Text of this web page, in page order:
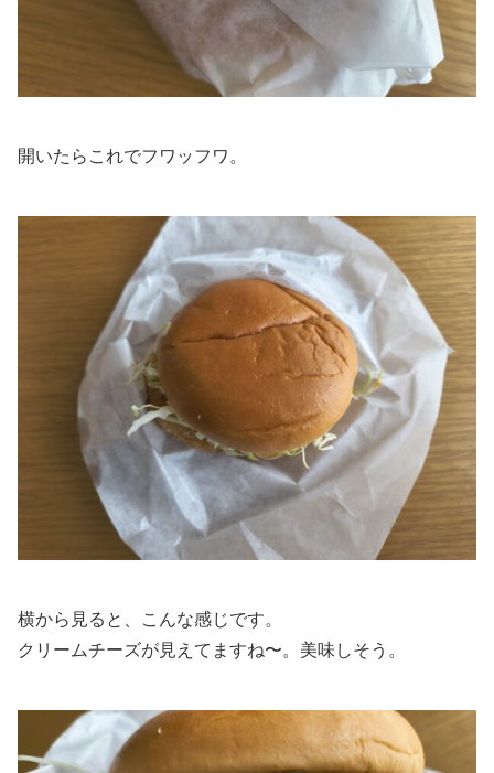
開いたらこれでフワッフワ。
横から見ると、こんな感じです。
クリームチーズが見えてますね〜。美味しそう。